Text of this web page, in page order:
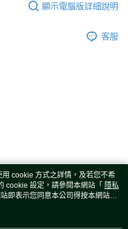
顯示電腦版詳細說明
客服
cookie 方式之詳情，及若您不希
cookie 設定，請參閱本網站「 隱私
即表示您同意本公司得按本網站使